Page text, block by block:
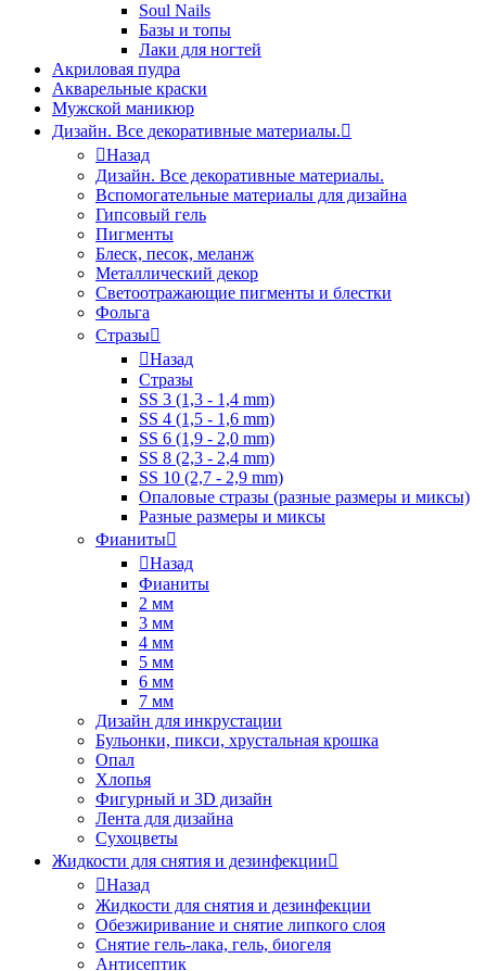
Soul Nails
Базы и топы
Лаки для ногтей
Акриловая пудра
Акварельные краски
Мужской маникюр
Дизайн. Все декоративные материалы.
Назад
Дизайн. Все декоративные материалы.
Вспомогательные материалы для дизайна
Гипсовый гель
Пигменты
Блеск, песок, меланж
Металлический декор
Светоотражающие пигменты и блестки
Фольга
Стразы
Назад
Стразы
SS 3 (1,3 - 1,4 mm)
SS 4 (1,5 - 1,6 mm)
SS 6 (1,9 - 2,0 mm)
SS 8 (2,3 - 2,4 mm)
SS 10 (2,7 - 2,9 mm)
Опаловые стразы (разные размеры и миксы)
Разные размеры и миксы
Фианиты
Назад
Фианиты
2 мм
3 мм
4 мм
5 мм
6 мм
7 мм
Дизайн для инкрустации
Бульонки, пикси, хрустальная крошка
Опал
Хлопья
Фигурный и 3D дизайн
Лента для дизайна
Сухоцветы
Жидкости для снятия и дезинфекции
Назад
Жидкости для снятия и дезинфекции
Обезжиривание и снятие липкого слоя
Снятие гель-лака, гель, биогеля
Антисептик